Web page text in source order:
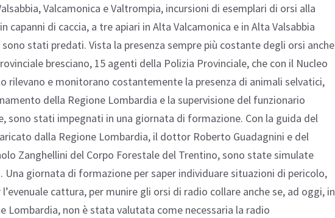
Valcamonica e Valtrompia, incursioni di esemplari di orsi alla
capanni di caccia, a tre apiari in Alta Valcamonica e in Alta Valsabbia
sono stati predati. Vista la presenza sempre più costante degli orsi anche
bresciano, 15 agenti della Polizia Provinciale, che con il Nucleo
rilevano e monitorano costantemente la presenza di animali selvatici,
della Regione Lombardia e la supervisione del funzionario
sono stati impegnati in una giornata di formazione. Con la guida del
dalla Regione Lombardia, il dottor Roberto Guadagnini e del
Zanghellini del Corpo Forestale del Trentino, sono state simulate
Una giornata di formazione per saper individuare situazioni di pericolo,
cattura, per munire gli orsi di radio collare anche se, ad oggi, in
Lombardia, non è stata valutata come necessaria la radio